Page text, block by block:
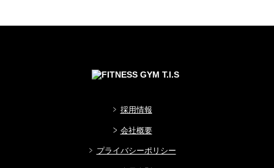
採用情報
会社概要
プライバシーポリシー